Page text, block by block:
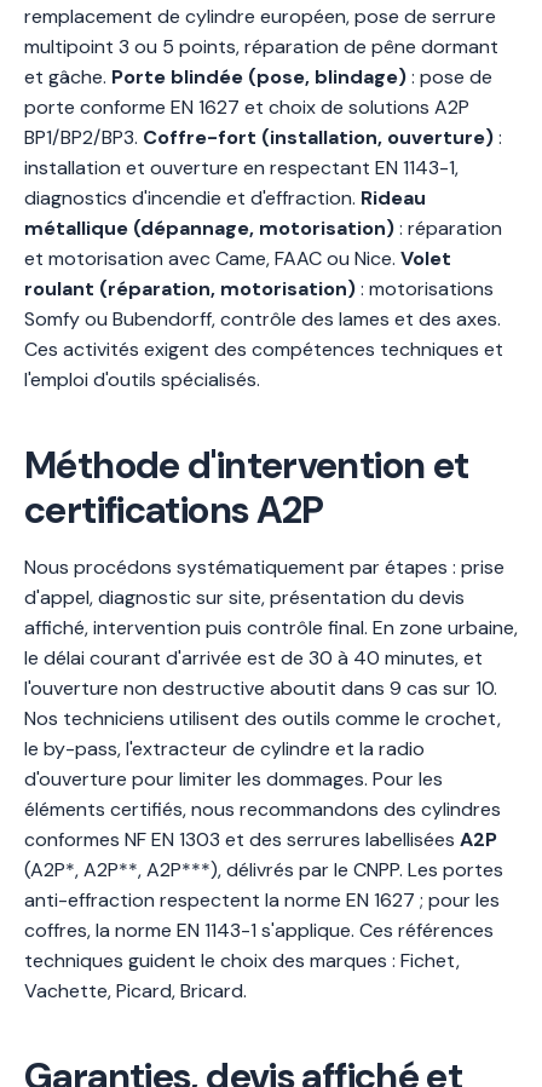
remplacement de cylindre européen, pose de serrure
multipoint 3 ou 5 points, réparation de pêne dormant
et gâche. Porte blindée (pose, blindage): pose de
porte conforme EN 1627 et choix de solutions A2P
BP1/BP2/BP3. Coffre-fort (installation, ouverture):
installation et ouverture en respectant EN 1143-1,
diagnostics d'incendie et d'effraction. Rideau
métallique (dépannage, motorisation): réparation
et motorisation avec Came, FAAC ou Nice. Volet
roulant (réparation, motorisation): motorisations
Somfy ou Bubendorff, contrôle des lames et des axes.
Ces activités exigent des compétences techniques et
l'emploi d'outils spécialisés.
Méthode d'intervention et
certifications A2P
Nous procédons systématiquement par étapes : prise
d'appel, diagnostic sur site, présentation du devis
affiché, intervention puis contrôle final. En zone urbaine,
le délai courant d'arrivée est de 30 à 40 minutes, et
l'ouverture non destructive aboutit dans 9 cas sur 10.
Nos techniciens utilisent des outils comme le crochet,
le by-pass, l'extracteur de cylindre et la radio
d'ouverture pour limiter les dommages. Pour les
éléments certifiés, nous recommandons des cylindres
conformes NF EN 1303 et des serrures labellisées A2P
(A2P*, A2P**, A2P***), délivrés par le CNPP. Les portes
anti-effraction respectent la norme EN 1627 ; pour les
coffres, la norme EN 1143-1 s'applique. Ces références
techniques guident le choix des marques : Fichet,
Vachette, Picard, Bricard.
Garanties, devis affiché et